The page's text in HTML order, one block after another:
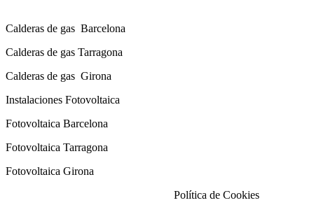
Calderas de gas Barcelona
Calderas de gas Tarragona
Calderas de gas Girona
Instalaciones Fotovoltaica
Fotovoltaica Barcelona
Fotovoltaica Tarragona
Fotovoltaica Girona
Política de Cookies